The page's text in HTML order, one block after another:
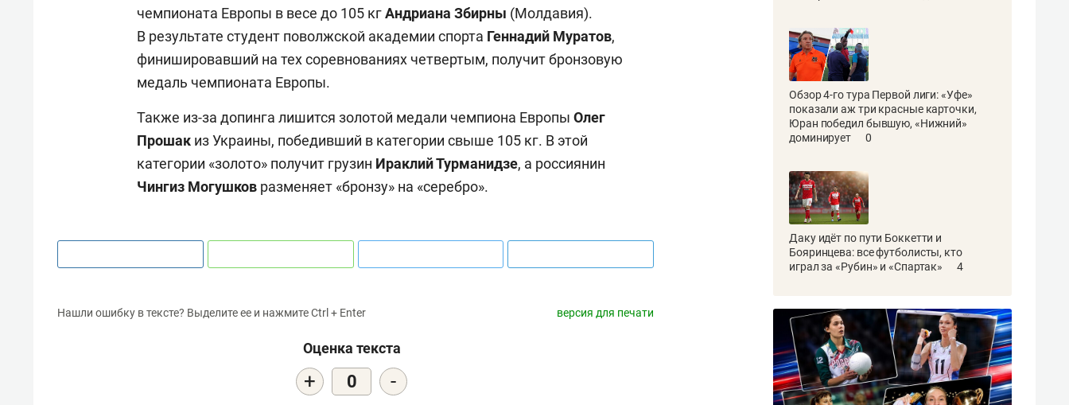
чемпионата Европы в весе до 105 кгАндриана Збирны (Молдавия).
В результате студент поволжской академии спорта Геннадий Муратов,
финишировавший на тех соревнованиях четвертым, получит бронзовую
медаль чемпионата Европы.
Также из-за допинга лишится золотой медали чемпиона Европы Олег
Прошак из Украины, победивший в категории свыше 105 кг. В этой
категории «золото» получит грузин Ираклий Турманидзе, а россиянин
Чингиз Могушков разменяет «бронзу» на «серебро».
Нашли ошибку в тексте? Выделите ее и нажмите Ctrl + Enter версия для печати
Оценка текста
+ 0 -
Обзор 4-го тура Первой лиги: «Уфе»
показали аж три красные карточки,
Юран победил бывшую, «Нижний»
доминирует
0
Даку идёт по пути Боккетти и
Бояринцева: все футболисты, кто
играл за «Рубин» и «Спартак»
4